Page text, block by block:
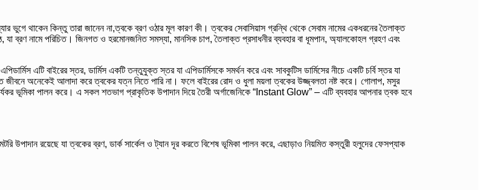
ভুগে থাকেন কিন্তু তারা জানেন না,ত্বকে ব্রণ ওঠারমূল কারণ কী । ত্বকের সেবাসিয়াস গ্রন্থি থেকে সেবাম নামের একধরনের তৈলাক্ত
ব্রণ নামে পরিচিত। জিনগত ও হরমোনজনিত সমস্যা, মানসিক চাপ, তৈলাক্ত প্রসাধনীর ব্যবহার বা ধূমপান, অ্যালকোহল গ্রহণ এবং
এটি বাইরের স্তর, ডার্মিস একটি তন্তুযুক্ত স্তর যা এপিডার্মিসকে সমর্থন করে এবং সাবকুটিস ডার্মিসের নীচে একটি চর্বি স্তর যা
অনেকেই আলাদা করে ত্বকের যত্ন নিতে পারি না। ফলে বাইরের রোদ ও ধুলা ময়লা ত্বকের উজ্জ্বলতা নষ্ট করে। গোলাপ, মসুর
ভূমিকা পালন করে। এ সকল শতভাগ প্রাকৃতিক উপাদান দিয়ে তৈরী অর্গাজেনিকে “Instant Glow” – এটি ব্যবহার আপনার ত্বক হবে
উপাদান রয়েছে যা ত্বকের ব্রণ, ডার্ক সার্কেল ও ট্যান দূর করতে বিশেষ ভূমিকা পালন করে, এছাড়াও নিয়মিত কস্তুরী হলুদের ফেসপ্যাক